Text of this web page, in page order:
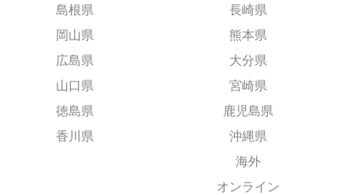
島根県
岡山県
広島県
山口県
徳島県
香川県
長崎県
熊本県
大分県
宮崎県
鹿児島県
沖縄県
海外
オンライン